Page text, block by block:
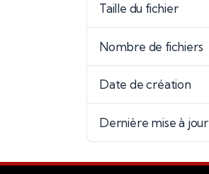
Taille du fichier
Nombre de fichiers
Date de création
Dernière mise à jour